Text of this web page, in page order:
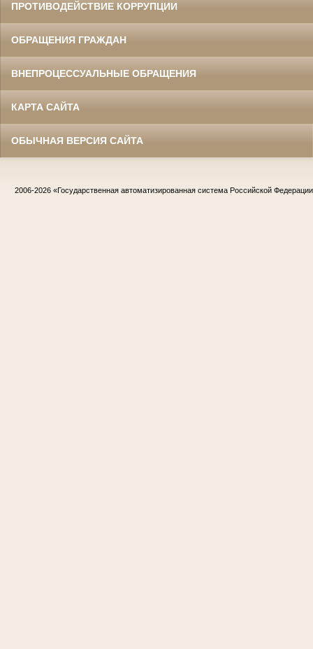
ПРОТИВОДЕЙСТВИЕ КОРРУПЦИИ
ОБРАЩЕНИЯ ГРАЖДАН
ВНЕПРОЦЕССУАЛЬНЫЕ ОБРАЩЕНИЯ
КАРТА САЙТА
ОБЫЧНАЯ ВЕРСИЯ САЙТА
2006-2026 «Государственная автоматизированная система Российской